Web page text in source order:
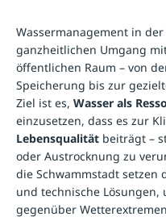
Wassermanagement in
ganzheitlichen Umgang
öffentlichen Raum – von
Speicherung bis zur
Ziel ist es, Wasser als
einzusetzen, dass es zur
Lebensqualität beiträgt –
oder Austrocknung zu
die Schwammstadt setzen
und technische
gegenüber